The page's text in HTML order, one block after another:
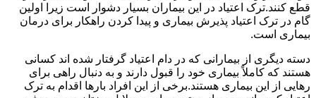
قطع کنند.ترک اعتیاد در این بیماران بسیار دشوار است زیرا اولین
گام در ترک اعتیاد پذیرش بیماری و پیدا کردن راهکار برای درمان
بیماری است.
دسته دیگری از بیمارانی که در دام اعتیاد گرفتار شده اند کسانی
هستند که کاملاً بیماری خود را قبول دارند و به دنبال راهی برای
رهایی از این بیماری هستند.برخی از این افراد بارها اقدام به ترک